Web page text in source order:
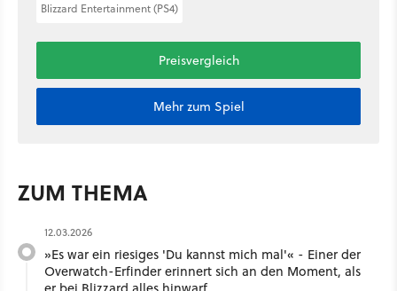
Blizzard Entertainment (PS4)
Preisvergleich
Mehr zum Spiel
ZUM THEMA
12.03.2026
»Es war ein riesiges 'Du kannst mich mal'« - Einer der
Overwatch-Erfinder erinnert sich an den Moment, als